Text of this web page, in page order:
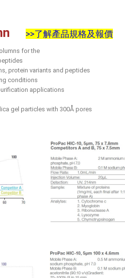
>>了解產品規格及報價
for the
protein variants and peptides
conditions
applications
gel particles with 300Å pores